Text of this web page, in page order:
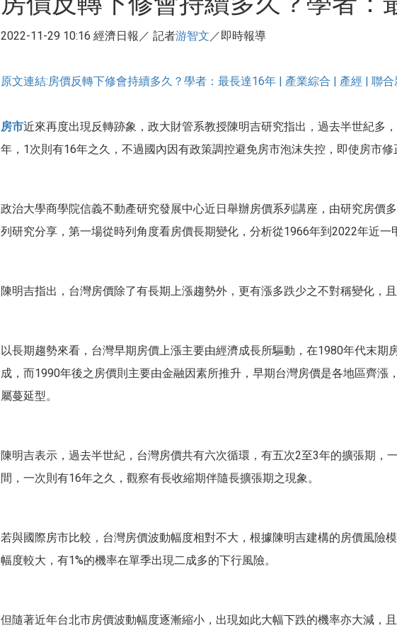
2022-11-29 10:16 經濟日報／ 記者游智文 ／即時報導
原文連結:房價反轉下修會持續多久？學者：最長達16年 | 產業綜合 | 產經 | 聯合
房市近來再度出現反轉跡象，政大財管系教授陳明吉研究指出，過去半世紀多
年，1次則有16年之久，不過國內因有政策調控避免房市泡沫失控，即使房市
政治大學商學院信義不動產研究發展中心近日舉辦房價系列講座，由研究房價
列研究分享，第一場從時列角度看房價長期變化，分析從1966年到2022年近一
陳明吉指出，台灣房價除了有長期上漲趨勢外，更有漲多跌少之不對稱變化，
以長期趨勢來看，台灣早期房價上漲主要由經濟成長所驅動，在1980年代末期
成，而1990年後之房價則主要由金融因素所推升，早期台灣房價是各地區齊漲
屬蔓延型。
陳明吉表示，過去半世紀，台灣房價共有六次循環，有五次2至3年的擴張期，
間，一次則有16年之久，觀察有長收縮期伴隨長擴張期之現象。
若與國際房市比較，台灣房價波動幅度相對不大，根據陳明吉建構的房價風險
幅度較大，有1%的機率在單季出現二成多的下行風險。
但隨著近年台北市房價波動幅度逐漸縮小，出現如此大幅下跌的機率亦大減，